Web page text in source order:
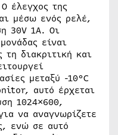
έλεγχος της
μέσω ενός ρελέ,
30V 1Α. Οι
είναι
τη διακριτική και
μεταξύ -10°C
αυτό έρχεται
1024×600,
να αναγνωρίζετε
ενώ σε αυτό